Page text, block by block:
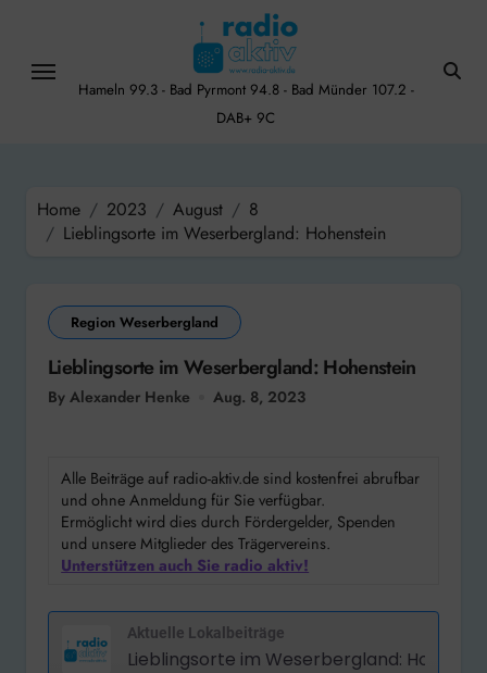
content
Hameln 99.3 - Bad Pyrmont 94.8 - Bad Münder 107.2 -
DAB+ 9C
Home 2023 August
8
Lieblingsorte im Weserbergland: Hohenstein
Region Weserbergland
Lieblingsorte im Weserbergland: Hohenstein
By Alexander Henke Aug. 8, 2023
Alle Beiträge auf radio-aktiv.de sind kostenfrei abrufbar
und ohne Anmeldung für Sie verfügbar.
Ermöglicht wird dies durch Fördergelder, Spenden
und unsere Mitglieder des Trägervereins.
Unterstützen auch Sie radio aktiv!
Aktuelle Lokalbeiträge
Lieblingsorte im Weserbergland: